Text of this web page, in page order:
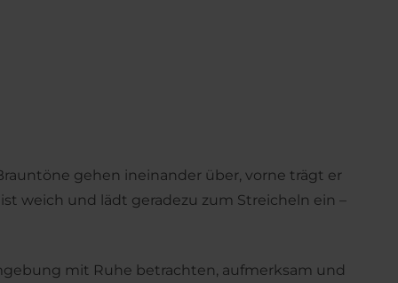
gehen ineinander über, vorne trägt er
weich und lädt geradezu zum Streicheln ein –
mit Ruhe betrachten, aufmerksam und